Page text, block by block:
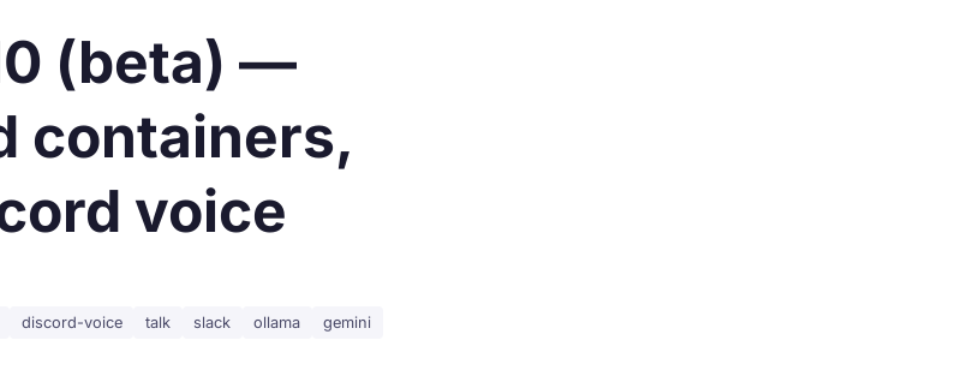
(beta) —
containers,
voice
discord-voice talk slack ollama gemini